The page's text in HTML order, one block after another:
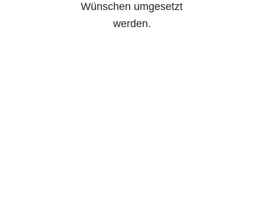
Wünschen umgesetzt
werden.